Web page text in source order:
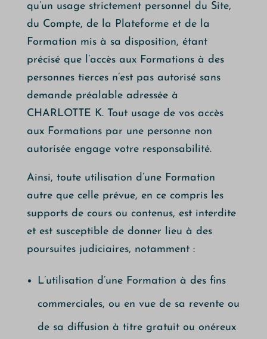
qu’un usage strictement personnel du Site,
du Compte, de la Plateforme et de la
Formation mis à sa disposition, étant
précisé que l’accès aux Formations à des
personnes tierces n’est pas autorisé sans
demande préalable adressée à
CHARLOTTE K. Tout usage de vos accès
aux Formations par une personne non
autorisée engage votre responsabilité.
Ainsi, toute utilisation d’une Formation
autre que celle prévue, en ce compris les
supports de cours ou contenus, est interdite
et est susceptible de donner lieu à des
poursuites judiciaires, notamment :
L’utilisation d’une Formation à des fins
commerciales, ou en vue de sa revente ou
de sa diffusion à titre gratuit ou onéreux